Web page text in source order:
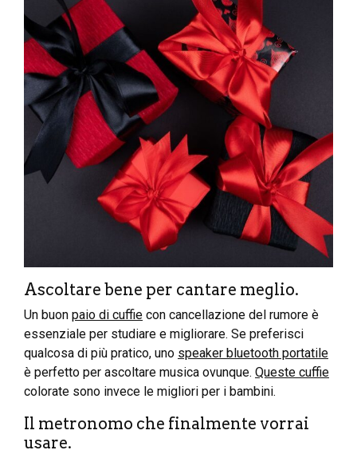
Ascoltare bene per cantare meglio.
Un buon paio di cuffie con cancellazione del rumore è
essenziale per studiare e migliorare. Se preferisci
qualcosa di più pratico, uno speaker bluetooth portatile
è perfetto per ascoltare musica ovunque. Queste cuffie
colorate sono invece le migliori per i bambini.
Il metronomo che finalmente vorrai
usare.